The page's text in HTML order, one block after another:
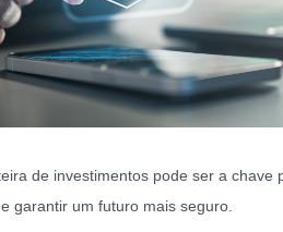
de investimentos pode ser a chave
garantir um futuro mais seguro.